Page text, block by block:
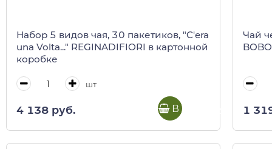
Набор 5 видов чая, 30 пакетиков, "C'era
una Volta..." REGINADIFIORI в картонной
коробке
шт
4 138 руб. В корзину
Чай
1